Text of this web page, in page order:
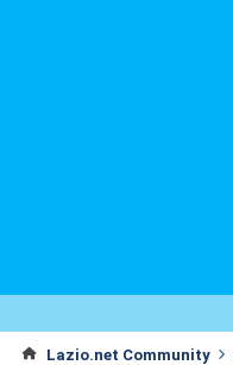
Lazio.net Community